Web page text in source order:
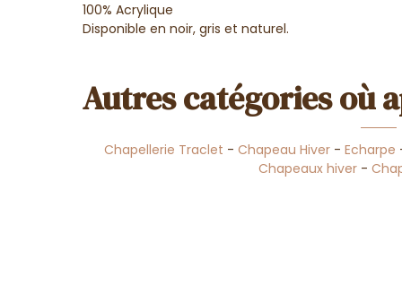
100% Acrylique
Disponible en noir, gris et naturel.
Autres catégories où
Chapellerie Traclet -Chapeau Hiver -Echarpe
Chapeaux hiver-